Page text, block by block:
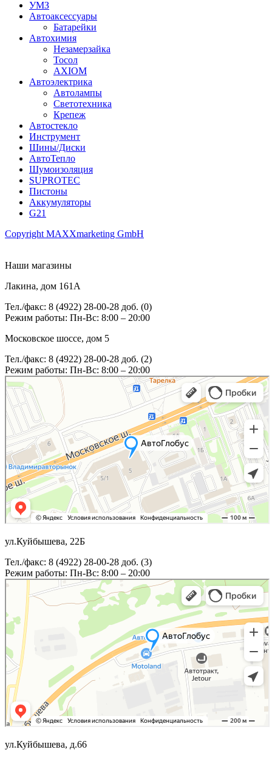
УМЗ
Автоаксессуары
Батарейки
Автохимия
Незамерзайка
Тосол
AXIOM
Автоэлектрика
Автолампы
Светотехника
Крепеж
Автостекло
Инструмент
Шины/Диски
АвтоТепло
Шумоизоляция
SUPROTEC
Пистоны
Аккумуляторы
G21
Copyright MAXXmarketing GmbH
Наши магазины
Лакина, дом 161А
Тел./факс: 8 (4922) 28-00-28 доб. (0)
Режим работы: Пн-Вс: 8:00 – 20:00
Московское шоссе, дом 5
Тел./факс: 8 (4922) 28-00-28 доб. (2)
Режим работы: Пн-Вс: 8:00 – 20:00
ул.Куйбышева, 22Б
Тел./факс: 8 (4922) 28-00-28 доб. (3)
Режим работы: Пн-Вс: 8:00 – 20:00
ул.Куйбышева, д.66